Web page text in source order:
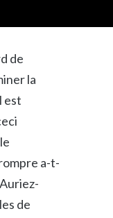
de
la
est
a-t-
de
The